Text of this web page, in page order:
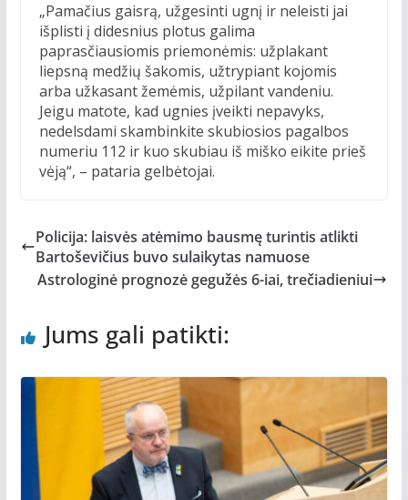
„Pamačius gaisrą, užgesinti ugnį ir neleisti jai
išplisti į didesnius plotus galima
paprasčiausiomis priemonėmis: užplakant
liepsną medžių šakomis, užtrypiant kojomis
arba užkasant žemėmis, užpilant vandeniu.
Jeigu matote, kad ugnies įveikti nepavyks,
nedelsdami skambinkite skubiosios pagalbos
numeriu 112 ir kuo skubiau iš miško eikite prieš
vėją“, – pataria gelbėtojai.
Policija: laisvės atėmimo bausmę turintis atlikti
Bartoševičius buvo sulaikytas namuose
Astrologinė prognozė gegužės 6-iai, trečiadieniui
Jums gali patikti: